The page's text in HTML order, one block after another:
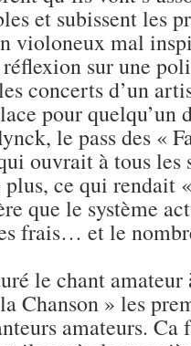
et subissent les
violoneux mal
sur une
concerts d’un
pour quelqu’un
le pass des «
ouvrait à tous les
plus, ce qui rendait
que le système
frais… et le
le chant amateur
Chanson » les
amateurs.